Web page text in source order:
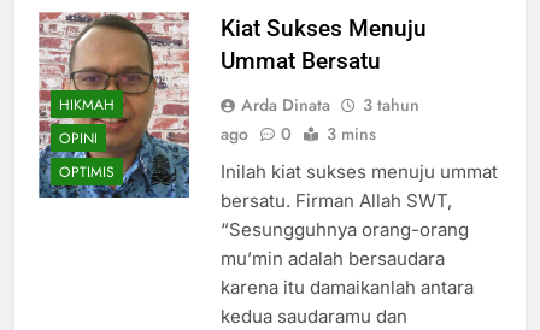
HIKMAH
OPINI
OPTIMIS
Kiat Sukses Menuju
Ummat Bersatu
Arda Dinata
3 tahun
ago
0 3 mins
Inilah kiat sukses menuju ummat
bersatu. Firman Allah SWT,
“Sesungguhnya orang-orang
mu’min adalah bersaudara
karena itu damaikanlah antara
kedua saudaramu dan